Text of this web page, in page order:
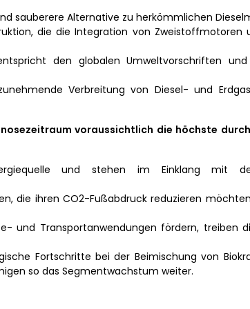
sauberere Alternative zu herkömmlichen
die die Integration von Zweistoffmotoren
den globalen Umweltvorschriften
Verbreitung von Diesel- und
voraussichtlich die höchste
und stehen im Einklang mit
die ihren CO2-Fußabdruck reduzieren
und Transportanwendungen fördern, treiben
Fortschritte bei der Beimischung von
so das Segmentwachstum weiter.